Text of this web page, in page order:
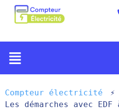
Compteur électricité
Les démarches avec